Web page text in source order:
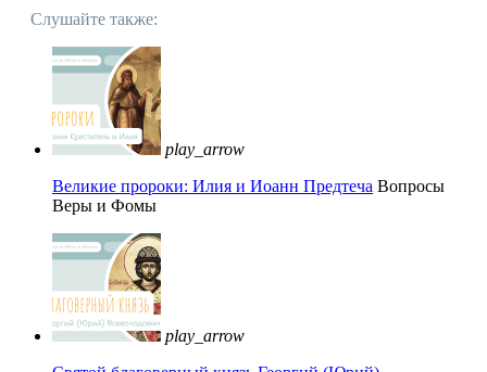
Слушайте также:
play_arrow
Великие пророки: Илия и Иоанн Предтеча Вопросы
Веры и Фомы
play_arrow